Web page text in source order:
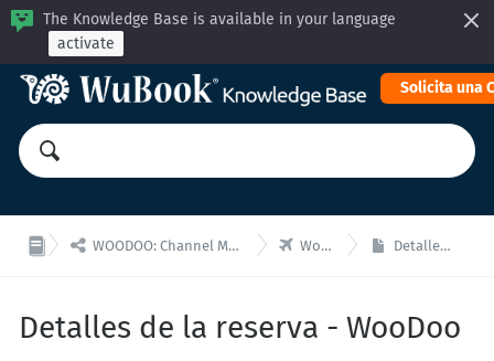
The Knowledge Base is available in your language
activate
Solicita una
 WOODOO: Channel Manager, Motor Reservas para integraciones API  WooDoo - Reservas Detalles de la reserva - WooDoo
Detalles de la reserva - WooDoo